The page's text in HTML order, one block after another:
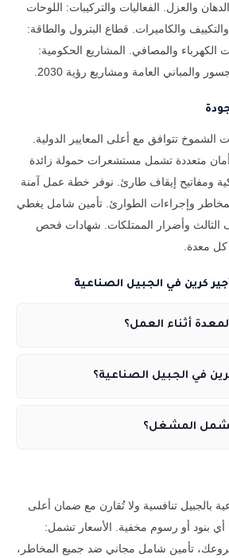
والعزل. الفعاليات والتركيبات: اللوحات
والتكييف والكاميرات. قطاع البترول والطاقة:
الكهرباء والمصافي. المشاريع الحكومية:
والمباني العامة ومشاريع رؤية 2030.
الشموخ تتوافق مع أعلى المعايير الدولية.
متعددة تشمل مستشعرات حمولة زائدة
ومفاتيح إيقاف طارئ. نوفر خطة عمل آمنة
وإجراءات الطوارئ. تأمين شامل يغطي
الثالث وأضرار الممتلكات. شهادات فحص
كرين في الجبيل الصناعية
أثناء العمل؟
في الجبيل الصناعية؟
يشمل المشغل؟
بالجبيل تنافسية ولا تُقارن مع ضمان أعلى
بنود أو رسوم مخفية. الأسعار تشمل:
تأمين شامل مجاني ضد جميع المخاطر،